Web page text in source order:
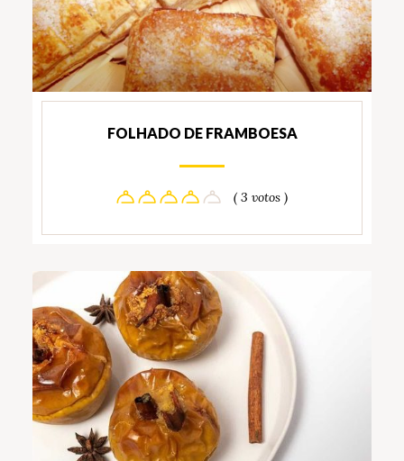
FOLHADO DE FRAMBOESA
( 3 votos )